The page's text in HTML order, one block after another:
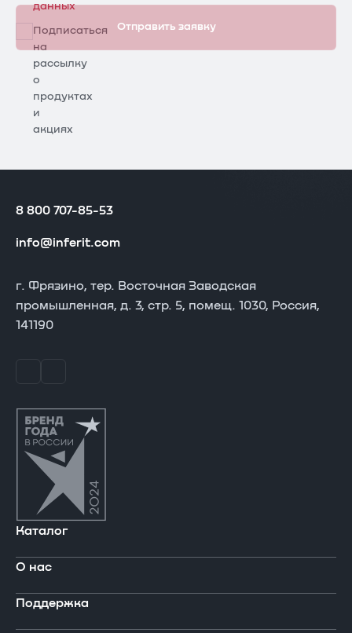
данных
Подписаться
на
рассылку
о
продуктах
и
акциях
Отправить заявку
8 800 707-85-53
info@inferit.com
г. Фрязино, тер. Восточная Заводская
промышленная, д. 3, стр. 5, помещ. 1030, Россия,
141190
Каталог
О нас
Поддержка